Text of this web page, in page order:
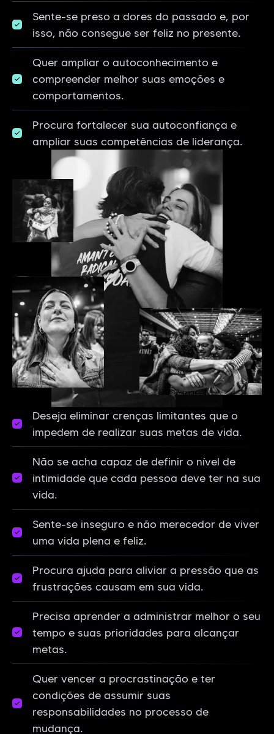
Sente-se preso a dores do passado e, por
isso, não consegue ser feliz no presente.
Quer ampliar o autoconhecimento e
compreender melhor suas emoções e
comportamentos.
Procura fortalecer sua autoconfiança e
ampliar suas competências de liderança.
Deseja eliminar crenças limitantes que o
impedem de realizar suas metas de vida.
Não se acha capaz de definir o nível de
intimidade que cada pessoa deve ter na sua
vida.
Sente-se inseguro e não merecedor de viver
uma vida plena e feliz.
Procura ajuda para aliviar a pressão que as
frustrações causam em sua vida.
Precisa aprender a administrar melhor o seu
tempo e suas prioridades para alcançar
metas.
Quer vencer a procrastinação e ter
condições de assumir suas
responsabilidades no processo de
mudança.